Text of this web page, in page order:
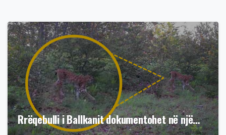
Rrëqebulli i Ballkanit dokumentohet në një…